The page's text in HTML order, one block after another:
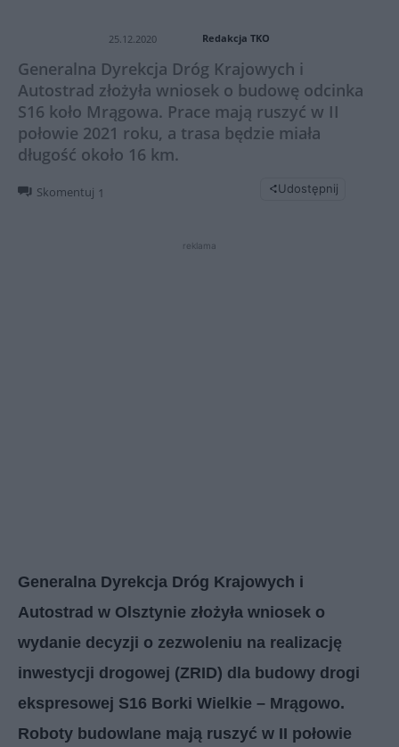
25.12.2020 Redakcja TKO
Generalna Dyrekcja Dróg Krajowych i
Autostrad złożyła wniosek o budowę odcinka
S16 koło Mrągowa. Prace mają ruszyć w II
połowie 2021 roku, a trasa będzie miała
długość około 16 km.
Skomentuj 1 Udostępnij
reklama
Generalna Dyrekcja Dróg Krajowych i
Autostrad w Olsztynie złożyła wniosek o
wydanie decyzji o zezwoleniu na realizację
inwestycji drogowej (ZRID) dla budowy drogi
ekspresowej S16 Borki Wielkie – Mrągowo.
Roboty budowlane mają ruszyć w II połowie